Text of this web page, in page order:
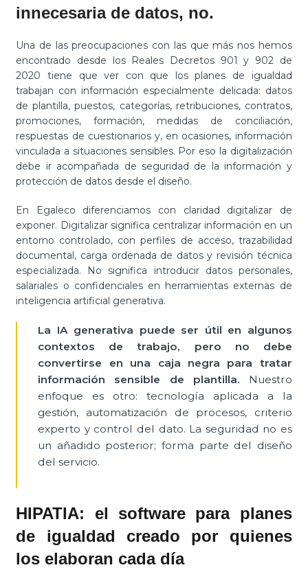
innecesaria de datos, no.
Una de las preocupaciones con las que más nos hemos
encontrado desde los Reales Decretos 901 y 902 de
2020 tiene que ver con que los planes de igualdad
trabajan con información especialmente delicada: datos
de plantilla, puestos, categorías, retribuciones, contratos,
promociones, formación, medidas de conciliación,
respuestas de cuestionarios y, en ocasiones, información
vinculada a situaciones sensibles. Por eso la digitalización
debe ir acompañada de seguridad de la información y
protección de datos desde el diseño.
En Egaleco diferenciamos con claridad digitalizar de
exponer. Digitalizar significa centralizar información en un
entorno controlado, con perfiles de acceso, trazabilidad
documental, carga ordenada de datos y revisión técnica
especializada. No significa introducir datos personales,
salariales o confidenciales en herramientas externas de
inteligencia artificial generativa.
La IA generativa puede ser útil en algunos
contextos de trabajo, pero no debe
convertirse en una caja negra para tratar
información sensible de plantilla. Nuestro
enfoque es otro: tecnología aplicada a la
gestión, automatización de procesos, criterio
experto y control del dato. La seguridad no es
un añadido posterior; forma parte del diseño
del servicio.
HIPATIA: el software para planes
de igualdad creado por quienes
los elaboran cada día